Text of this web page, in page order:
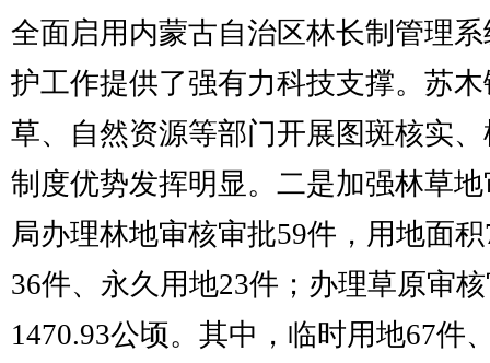
全面启用内蒙古自治区林长制管理
护工作提供了强有力科技支撑。苏
草、自然资源等部门开展图斑核实
制度优势发挥明显。二是加强林草
局办理林地审核审批59件，用地面
36件、永久用地23件；办理草原审
1470.93公顷。其中，临时用地67件